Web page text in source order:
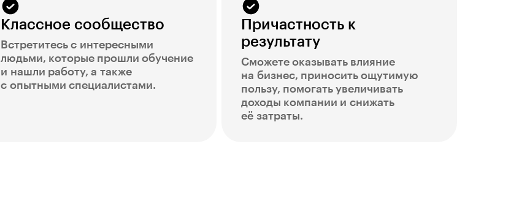
Классное сообщество
Встретитесь с интересными
людьми, которые прошли обучение
и нашли работу, а также
с опытными специалистами.
Причастность к
результату
Сможете оказывать влияние
на бизнес, приносить ощутимую
пользу, помогать увеличивать
доходы компании и снижать
её затраты.